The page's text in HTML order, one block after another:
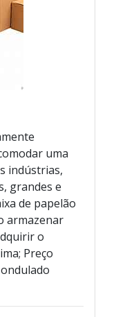
uma
indústrias,
grandes e
de papelão
armazenar
o
Preço